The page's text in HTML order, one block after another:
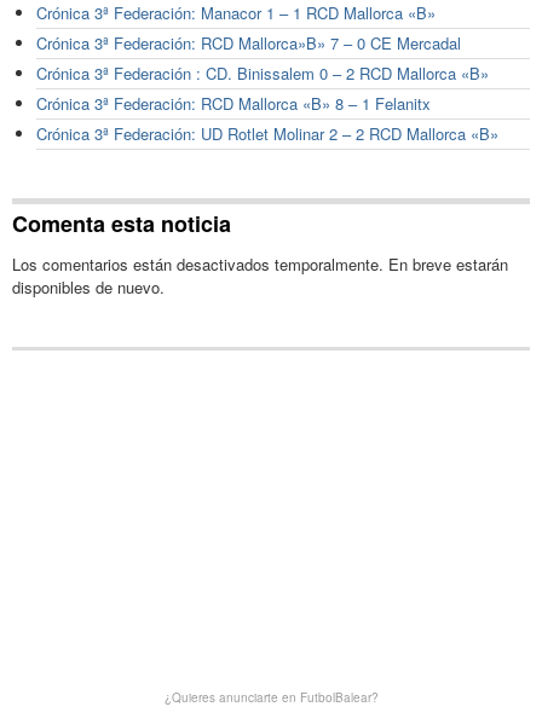
Crónica 3ª Federación: Manacor 1 – 1 RCD Mallorca «B»
Crónica 3ª Federación: RCD Mallorca»B» 7 – 0 CE Mercadal
Crónica 3ª Federación : CD. Binissalem 0 – 2 RCD Mallorca «B»
Crónica 3ª Federación: RCD Mallorca «B» 8 – 1 Felanitx
Crónica 3ª Federación: UD Rotlet Molinar 2 – 2 RCD Mallorca «B»
Comenta esta noticia
Los comentarios están desactivados temporalmente. En breve estarán
disponibles de nuevo.
¿Quieres anunciarte en FutbolBalear?